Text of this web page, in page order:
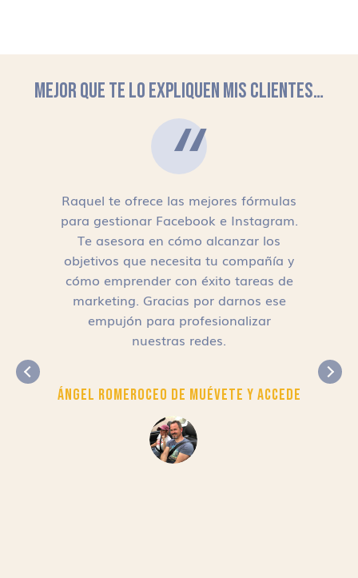
MEJOR QUE TE LO EXPLIQUEN MIS CLIENTES…
Raquel te ofrece las mejores fórmulas
para gestionar Facebook e Instagram.
Te asesora en cómo alcanzar los
objetivos que necesita tu compañía y
cómo emprender con éxito tareas de
marketing. Gracias por darnos ese
empujón para profesionalizar
nuestras redes.
Ángel RomeroCEO de Muévete y Accede